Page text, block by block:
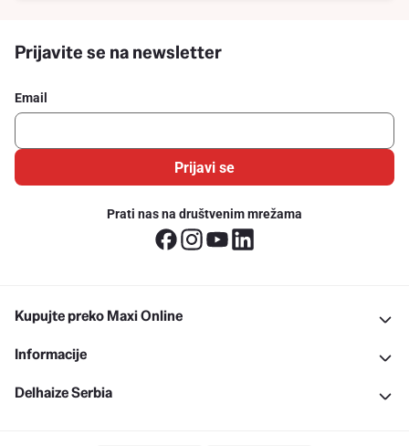
Prijavite se na newsletter
Email
Prijavi se
Prati nas na društvenim mrežama
Kupujte preko Maxi Online
Informacije
Delhaize Serbia